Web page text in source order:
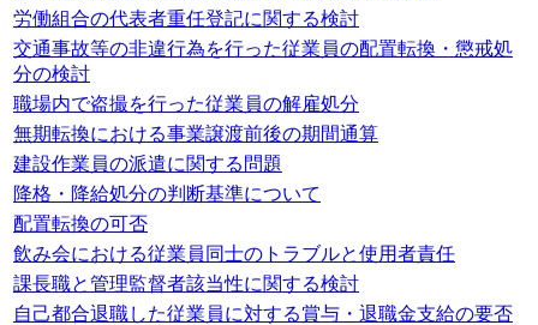
労働組合の代表者重任登記に関する検討
交通事故等の非違行為を行った従業員の配置転換・懲戒処
分の検討
職場内で盗撮を行った従業員の解雇処分
無期転換における事業譲渡前後の期間通算
建設作業員の派遣に関する問題
降格・降給処分の判断基準について
配置転換の可否
飲み会における従業員同士のトラブルと使用者責任
課長職と管理監督者該当性に関する検討
自己都合退職した従業員に対する賞与・退職金支給の要否